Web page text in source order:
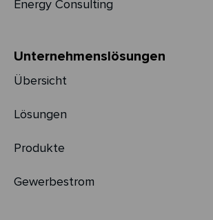
Energy Consulting
Unternehmens­­lösungen
Übersicht
Lösungen
Produkte
Gewerbestrom